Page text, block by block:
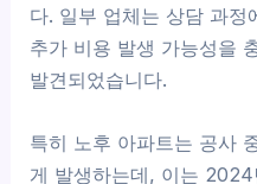
다. 일부 업체는 상담 과정
추가 비용 발생 가능성을
발견되었습니다.
특히 노후 아파트는 공사
게 발생하는데, 이는